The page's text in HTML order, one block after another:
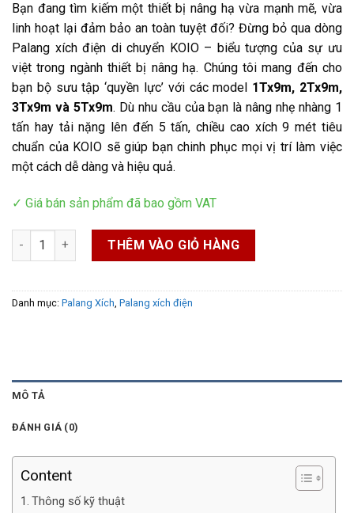
Bạn đang tìm kiếm một thiết bị nâng hạ vừa mạnh mẽ, vừa
linh hoạt lại đảm bảo an toàn tuyệt đối? Đừng bỏ qua dòng
Palang xích điện di chuyển KOIO – biểu tượng của sự ưu
việt trong ngành thiết bị nâng hạ. Chúng tôi mang đến cho
bạn bộ sưu tập ‘quyền lực’ với các model 1Tx9m, 2Tx9m,
3Tx9m và 5Tx9m. Dù nhu cầu của bạn là nâng nhẹ nhàng 1
tấn hay tải nặng lên đến 5 tấn, chiều cao xích 9 mét tiêu
chuẩn của KOIO sẽ giúp bạn chinh phục mọi vị trí làm việc
một cách dễ dàng và hiệu quả.
✓ Giá bán sản phẩm đã bao gồm VAT
Palang xích điện di chuyển KOIO ưu việt số lượng
THÊM VÀO GIỎ HÀNG
Danh mục: Palang Xích Palang xích điện
MÔ TẢ
ĐÁNH GIÁ (0)
Content
Thông số kỹ thuật